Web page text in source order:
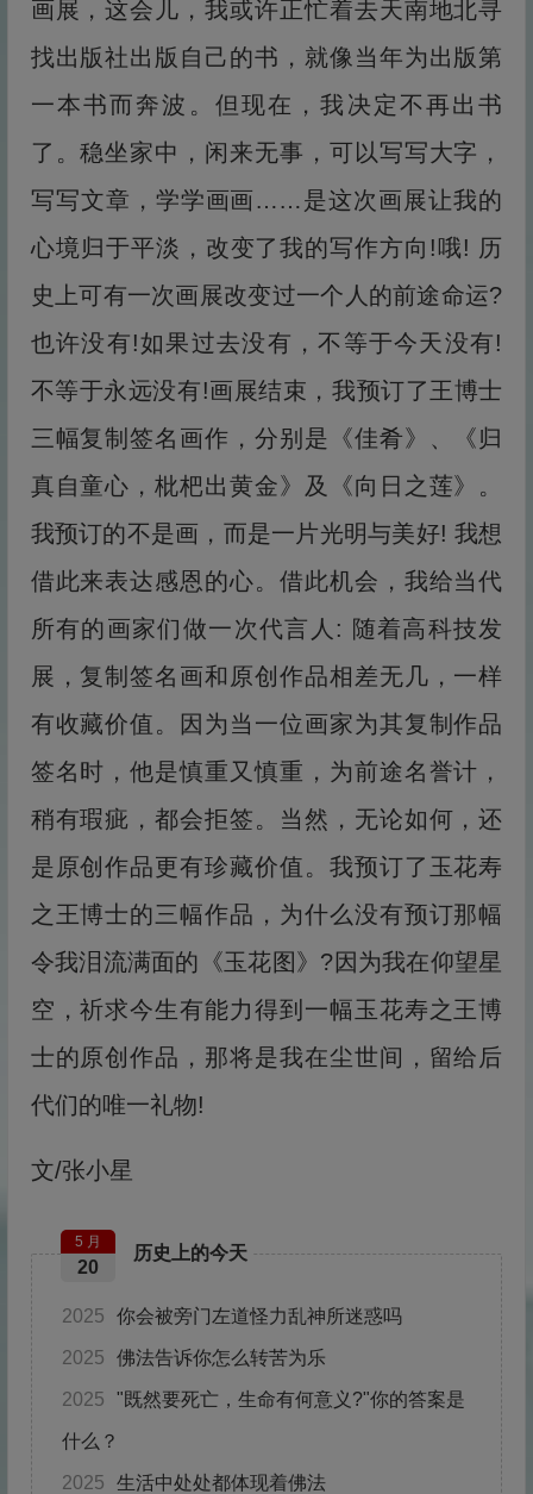
画展，这会儿，我或许正忙着去天南地北寻
找出版社出版自己的书，就像当年为出版第
一本书而奔波。但现在，我决定不再出书
了。稳坐家中，闲来无事，可以写写大字，
写写文章，学学画画……是这次画展让我的
心境归于平淡，改变了我的写作方向!哦! 历
史上可有一次画展改变过一个人的前途命运?
也许没有!如果过去没有，不等于今天没有!
不等于永远没有!画展结束，我预订了王博士
三幅复制签名画作，分别是《佳肴》、《归
真自童心，枇杷出黄金》及《向日之莲》。
我预订的不是画，而是一片光明与美好! 我想
借此来表达感恩的心。借此机会，我给当代
所有的画家们做一次代言人: 随着高科技发
展，复制签名画和原创作品相差无几，一样
有收藏价值。因为当一位画家为其复制作品
签名时，他是慎重又慎重，为前途名誉计，
稍有瑕疵，都会拒签。当然，无论如何，还
是原创作品更有珍藏价值。我预订了玉花寿
之王博士的三幅作品，为什么没有预订那幅
令我泪流满面的《玉花图》?因为我在仰望星
空，祈求今生有能力得到一幅玉花寿之王博
士的原创作品，那将是我在尘世间，留给后
代们的唯一礼物!
文/张小星
历史上的今天
5 月
20
2025 你会被旁门左道怪力乱神所迷惑吗
2025 佛法告诉你怎么转苦为乐
2025 "既然要死亡，生命有何意义?"你的答案是
什么？
2025 生活中处处都体现着佛法